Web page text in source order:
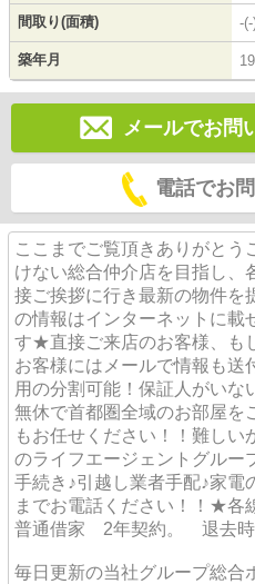
間取り(面積) -
築年月
メールでお問
電話でお
ここまでご覧頂きありがとう
けない総合仲介店を目指し、
接ご挨拶に行き最新の物件を
の情報はインターネットに載
す★直接ご来店のお客様、も
お客様にはメールで情報も
用の分割可能！保証人がいな
無休で首都圏全域のお部屋
もお任せください！！難しい
のライフエージェントグルー
手続き♪引越し業者手配♪家電
までお電話ください！！★各
普通借家 2年契約。 退去時
毎日更新の当社グループ総合